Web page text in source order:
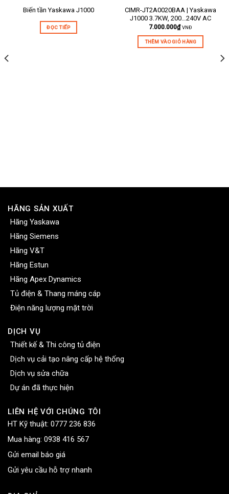
Biến tần Yaskawa J1000
ĐỌC TIẾP
CIMR-JT2A0020BAA | Yaskawa
J1000 3.7KW, 200…240V AC
7.000.000₫ VNĐ
THÊM VÀO GIỎ HÀNG
HÃNG SẢN XUẤT
Hãng Yaskawa
Hãng Siemens
Hãng V&T
Hãng Estun
Hãng Apex Dynamics
Tủ điện & Thang máng cáp
Điện năng lượng mặt trời
DỊCH VỤ
Thiết kế & Thi công tủ điện
Dịch vụ cải tạo nâng cấp hệ thống
Dịch vụ sửa chữa
Dự án đã thực hiện
LIÊN HỆ VỚI CHÚNG TÔI
HT Kỹ thuật: 0777 236 836
Mua hàng: 0938 416 567
Gửi email báo giá
Gửi yêu cầu hỗ trợ nhanh